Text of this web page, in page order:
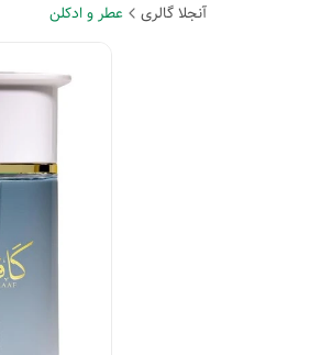
آنجلا گالری عطر و ادکلن